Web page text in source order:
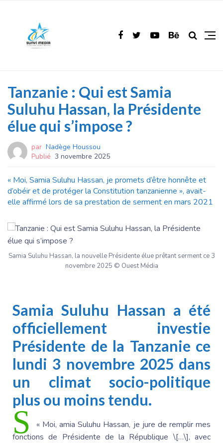
Tanzanie : Qui est Samia
Suluhu Hassan, la Présidente
élue qui s’impose ?
par Nadège Houssou
Publié 3 novembre 2025
« Moi, Samia Suluhu Hassan, je promets d’être honnête et
d’obéir et de protéger la Constitution tanzanienne », avait-
elle affirmé lors de sa prestation de serment en mars 2021
Samia Suluhu Hassan, la nouvelle Présidente élue prêtant serment ce 3
novembre 2025 © Ouest Média
Samia Suluhu Hassan a été
officiellement investie
Présidente de la Tanzanie ce
lundi 3 novembre 2025 dans
un climat socio-politique
plus ou moins tendu.
« Moi,
S amia Suluhu Hassan, je jure de remplir mes
fonctions de Présidente de la République \[…\], avec